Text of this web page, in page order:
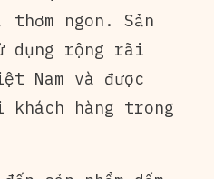
thơm ngon. Sản
dụng rộng rãi
Nam và được
khách hàng trong